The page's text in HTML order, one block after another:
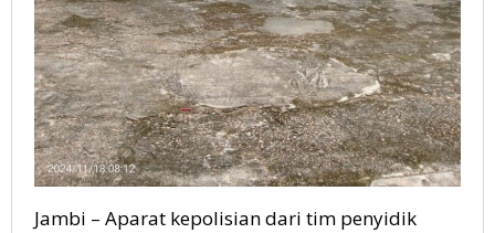
Jambi – Aparat kepolisian dari tim penyidik